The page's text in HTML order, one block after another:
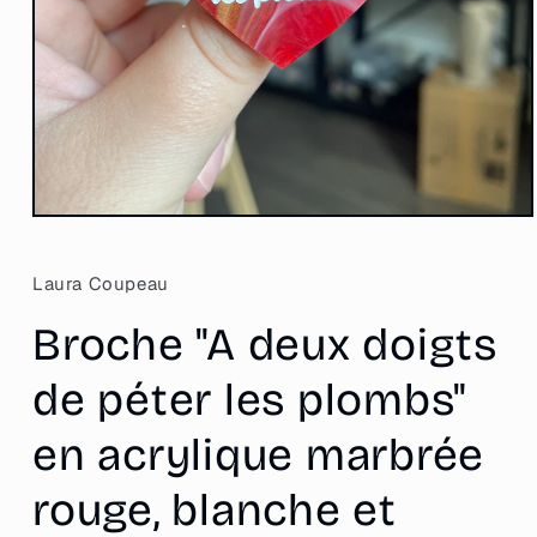
Ouvrir
1
dans
fenêtre
modale
Laura Coupeau
Broche "A deux doigts
de péter les plombs"
en acrylique marbrée
rouge, blanche et